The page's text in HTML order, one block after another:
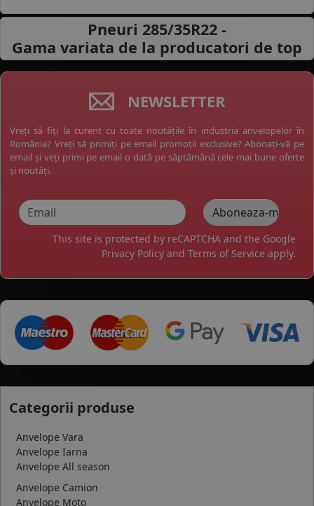
Pneuri 285/35R22 -
Gama variata de la producatori de top
NEWSLETTER
Vreți să fiți la curent cu toate noutățile în industria anvelopelor în
România? Vreți să primiți pe email promoții exclusive? Abonați-vă pe
email și veți primi pe email o dată pe săptămână cele mai bune oferte
și noutăți.
This site is protected by reCAPTCHA and the Google
Privacy Policy and Terms of Service apply.
Categorii produse
Anvelope Vara
Anvelope Iarna
Anvelope All season
Anvelope Camion
Anvelope Moto